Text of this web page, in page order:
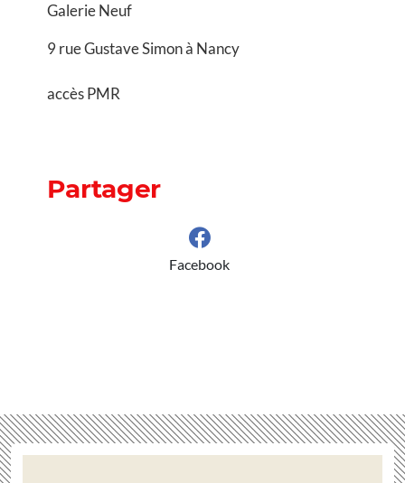
Galerie Neuf
9 rue Gustave Simon à Nancy
accès PMR
Partager
Facebook